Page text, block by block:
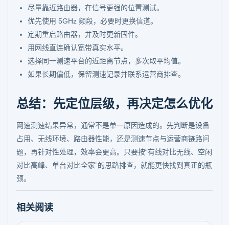
尽量靠近路由器，在信号更强的位置测试。
优先使用 5GHz 频段，必要时更换信道。
定期重启路由器，并及时更新固件。
用网线直连确认宽带真实水平。
选择同一测速平台的近距离节点，多次取平均值。
如果长期偏低，保留测速记录并联系运营商排查。
总结：先定位层级，再决定怎么优化
网速测速结果异常，通常不是单一原因造成的。先判断是设备
占用、无线环境、路由器性能，还是测速节点与运营商链路问
题，再针对性处理，效率会更高。只要按“有线对比无线、空闲
对比高峰、单台对比全家”的思路排查，就能更快找到真正的瓶
颈。
相关阅读